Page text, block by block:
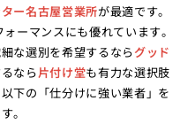
ー名古屋営業所が最適です。
ーマンスにも優れています。
な選別を希望するならグッド
なら片付け堂も有力な選択肢
下の「仕分けに強い業者」を
。